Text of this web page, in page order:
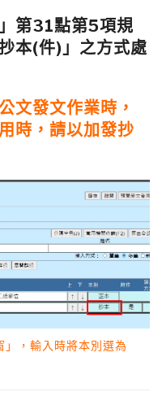
第31點第5項規
本(件)」之方式處
文發文作業時，
時，請以加發抄
，輸入時將本別選為